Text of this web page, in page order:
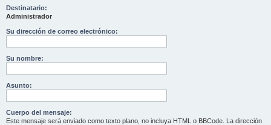
Destinatario:
Administrador
Su dirección de correo electrónico:
Su nombre:
Asunto:
Cuerpo del mensaje:
Este mensaje será enviado como texto plano, no incluya HTML o BBCode. La dirección